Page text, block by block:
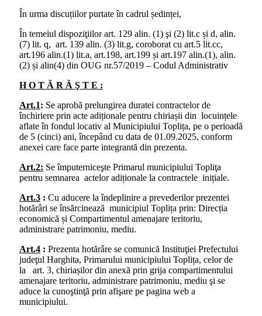
În urma discuțiilor purtate în cadrul ședinței,
În temeiul dispoziţiilor art. 129 alin. (1) şi (2) lit.c și d, alin.
(7) lit. q, art. 139 alin. (3) lit.g, coroborat cu art.5 lit.cc,
art.196 alin.(1) lit.a, art.198, art.199 și art.197 alin.(1), alin.
(2) și alin(4) din OUG nr.57/2019 – Codul Administrativ
H O T Ă R Ă Ş T E :
Art.1: Se aprobă prelungirea duratei contractelor de
închiriere prin acte adiționale pentru chiriașii din locuințele
aflate în fondul locativ al Municipiului Toplița, pe o perioadă
de 5 (cinci) ani, începând cu data de 01.09.2025, conform
anexei care face parte integrantă din prezenta.
Art.2: Se împuterniceşte Primarul municipiului Topliţa
pentru semnarea actelor adiționale la contractele inițiale.
Art.3 : Cu aducere la îndeplinire a prevederilor prezentei
hotărâri se însărcinează municipiul Toplița prin: Direcția
economică și Compartimentul amenajare teritoriu,
administrare patrimoniu, mediu.
Art.4 : Prezenta hotărâre se comunică Instituţiei Prefectului
judeţul Harghita, Primarului municipiului Toplița, celor de
la art. 3, chiriașilor din anexă prin grija compartimentului
amenajare teritoriu, administrare patrimoniu, mediu şi se
aduce la cunoştinţă prin afişare pe pagina web a
municipiului.